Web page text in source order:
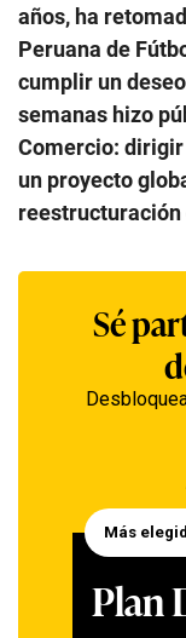
años, ha
Peruana de
cumplir un
semanas hizo
Comercio:
un proyecto
reestructuración